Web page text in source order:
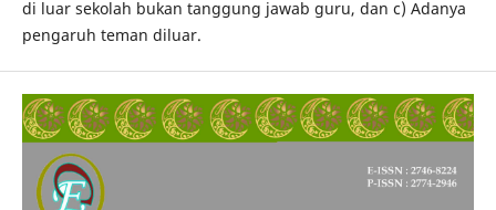
di luar sekolah bukan tanggung jawab guru, dan c) Adanya
pengaruh teman diluar.